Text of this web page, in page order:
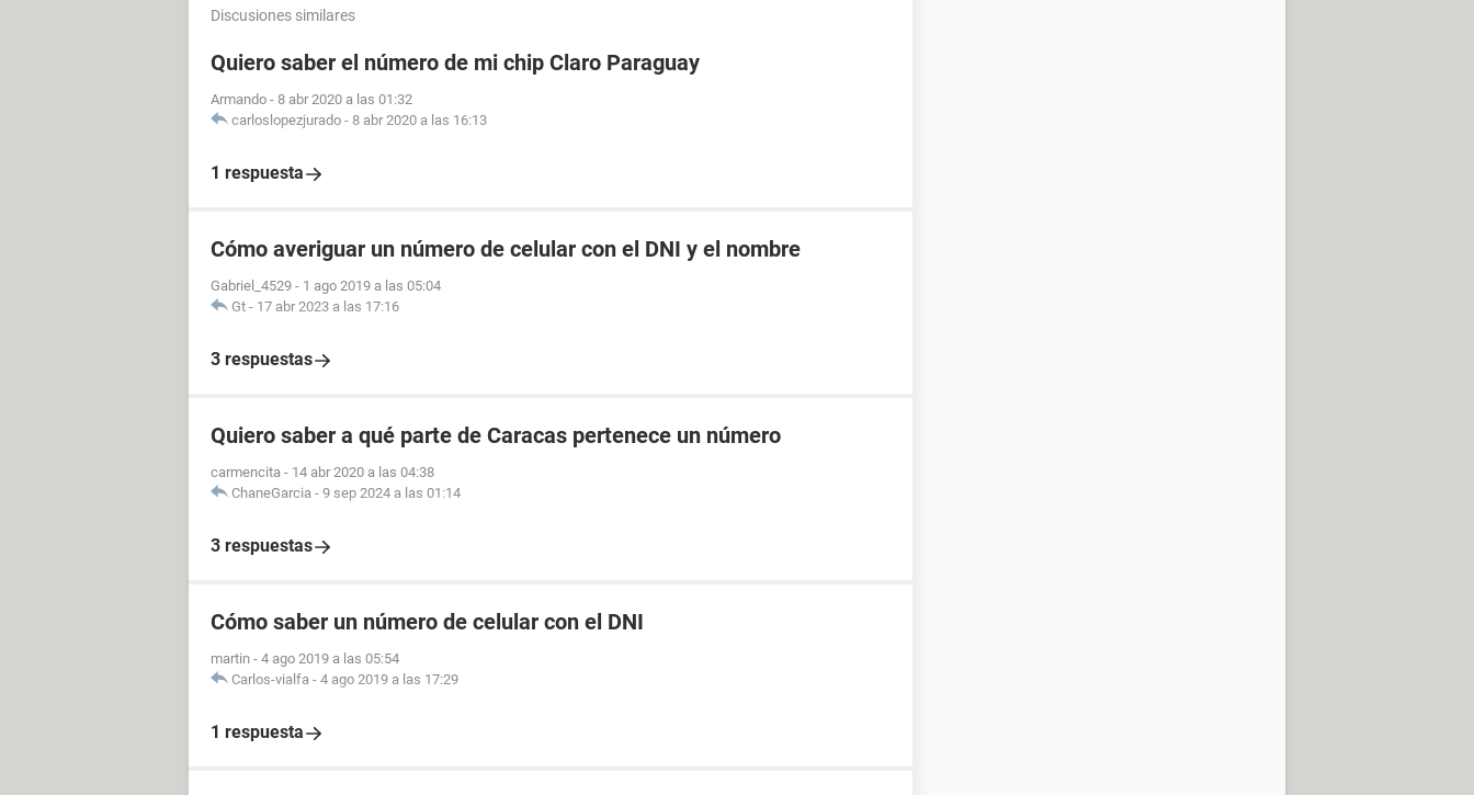
Discusiones similares
Quiero saber el número de mi chip Claro Paraguay
Armando - 8 abr 2020 a las 01:32
carloslopezjurado - 8 abr 2020 a las 16:13
1 respuesta
Cómo averiguar un número de celular con el DNI y el nombre
Gabriel_4529 - 1 ago 2019 a las 05:04
Gt - 17 abr 2023 a las 17:16
3 respuestas
Quiero saber a qué parte de Caracas pertenece un número
carmencita - 14 abr 2020 a las 04:38
ChaneGarcia - 9 sep 2024 a las 01:14
3 respuestas
Cómo saber un número de celular con el DNI
martin - 4 ago 2019 a las 05:54
Carlos-vialfa - 4 ago 2019 a las 17:29
1 respuesta